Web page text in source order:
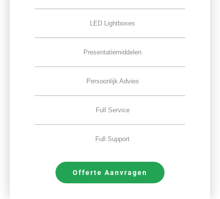
LED Lightboxes
Presentatiemiddelen
Persoonlijk Advies
Full Service
Full Support
Offerte Aanvragen